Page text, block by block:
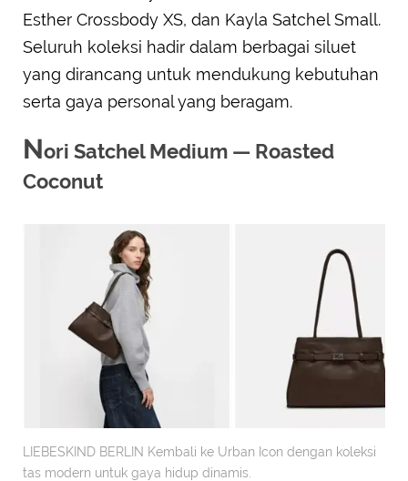
Esther Crossbody XS, dan Kayla Satchel Small.
Seluruh koleksi hadir dalam berbagai siluet
yang dirancang untuk mendukung kebutuhan
serta gaya personal yang beragam.
Nori Satchel Medium — Roasted
Coconut
LIEBESKIND BERLIN Kembali ke Urban Icon dengan koleksi
tas modern untuk gaya hidup dinamis.